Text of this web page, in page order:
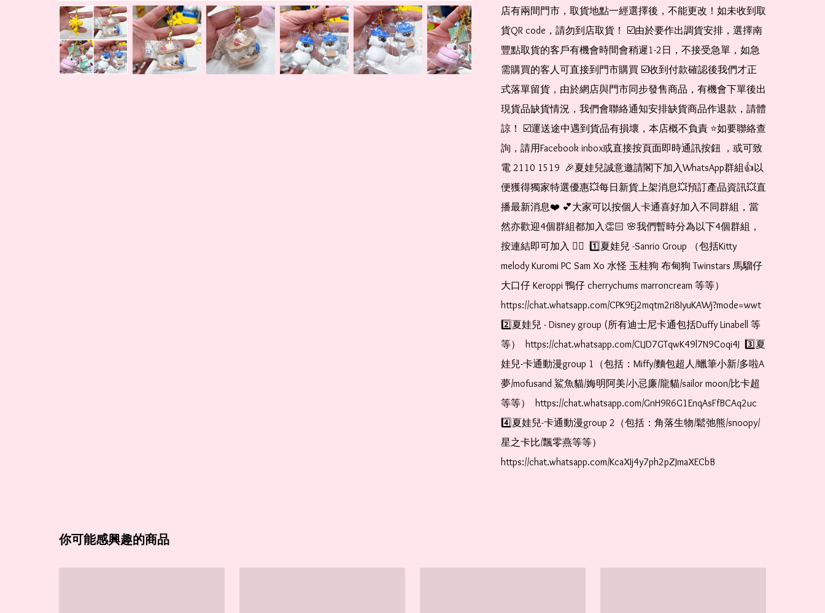
店有兩間門市，取貨地點一經選擇後，不能更改！如未收到取
貨QR code，請勿到店取貨！ ☑️由於要作出調貨安排，選擇南
豐點取貨的客戶有機會時間會稍遲1-2日，不接受急單，如急
需購買的客人可直接到門市購買 ☑️收到付款確認後我們才正
式落單留貨，由於網店與門市同步發售商品，有機會下單後出
現貨品缺貨情況，我們會聯絡通知安排缺貨商品作退款，請體
諒！ ☑️運送途中遇到貨品有損壞，本店概不負責 ⭐️如要聯絡查
詢，請用Facebook inbox或直接按頁面即時通訊按鈕 ，或可致
電 2110 1519  🎉夏娃兒誠意邀請閣下加入WhatsApp群組👍以
便獲得獨家特選優惠💥每日新貨上架消息💥預訂產品資訊💥直
播最新消息❤️ 💕大家可以按個人卡通喜好加入不同群組，當
然亦歡迎4個群組都加入👏🏻 🌸我們暫時分為以下4個群組，
按連結即可加入 👇🏻  1️⃣夏娃兒 -Sanrio Group （包括Kitty
melody Kuromi PC Sam Xo 水怪 玉桂狗 布甸狗 Twinstars 馬騮仔
大口仔 Keroppi 鴨仔 cherrychums marroncream 等等）
https://chat.whatsapp.com/CPK9Ej2mqtm2ri8IyuKAWj?mode=wwt
2️⃣夏娃兒 - Disney group (所有迪士尼卡通包括Duffy Linabell 等
等）  https://chat.whatsapp.com/CLJD7GTqwK49l7N9Coqi4J  3️⃣夏
娃兒-卡通動漫group 1（包括：Miffy/麵包超人/蠟筆小新/多啦A
夢/mofusand 鯊魚貓/娒明阿美/小忌廉/龍貓/sailor moon/比卡超
等等）  https://chat.whatsapp.com/GnH9R6G1EnqAsFfBCAq2uc
4️⃣夏娃兒-卡通動漫group 2（包括：角落生物/鬆弛熊/snoopy/
星之卡比/飄零燕等等）
https://chat.whatsapp.com/KcaXIj4y7ph2pZJmaXECbB
你可能感興趣的商品